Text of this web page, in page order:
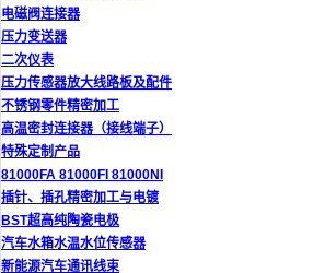
电磁阀连接器
压力变送器
二次仪表
压力传感器放大线路板及配件
不锈钢零件精密加工
高温密封连接器（接线端子）
特殊定制产品
81000FA 81000FI 81000NI
插针、插孔精密加工与电镀
BST超高纯陶瓷电极
汽车水箱水温水位传感器
新能源汽车通讯线束